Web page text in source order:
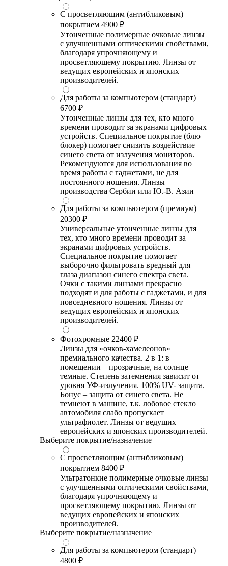
С просветляющим (антибликовым)
покрытием 4900 ₽
Утонченные полимерные очковые линзы
с улучшенными оптическими свойствами,
благодаря упрочняющему и
просветляющему покрытию. Линзы от
ведущих европейских и японских
производителей.
Для работы за компьютером (стандарт)
6700 ₽
Утонченные линзы для тех, кто много
времени проводит за экранами цифровых
устройств. Специальное покрытие (блю
блокер) помогает снизить воздействие
синего света от излучения мониторов.
Рекомендуются для использования во
время работы с гаджетами, не для
постоянного ношения. Линзы
производства Сербии или Ю.-В. Азии
Для работы за компьютером (премиум)
20300 ₽
Универсальные утонченные линзы для
тех, кто много времени проводит за
экранами цифровых устройств.
Специальное покрытие помогает
выборочно фильтровать вредный для
глаза диапазон синего спектра света.
Очки с такими линзами прекрасно
подходят и для работы с гаджетами, и для
повседневного ношения. Линзы от
ведущих европейских и японских
производителей.
Фотохромные 22400 ₽
Линзы для «очков-хамелеонов»
премиального качества. 2 в 1: в
помещении – прозрачные, на солнце –
темные. Степень затемнения зависит от
уровня УФ-излучения. 100% UV- защита.
Бонус – защита от синего света. Не
темнеют в машине, т.к. лобовое стекло
автомобиля слабо пропускает
ультрафиолет. Линзы от ведущих
европейских и японских производителей.
Выберите покрытие/назначение
С просветляющим (антибликовым)
покрытием 8400 ₽
Ультратонкие полимерные очковые линзы
с улучшенными оптическими свойствами,
благодаря упрочняющему и
просветляющему покрытию. Линзы от
ведущих европейских и японских
производителей.
Выберите покрытие/назначение
Для работы за компьютером (стандарт)
4800 ₽